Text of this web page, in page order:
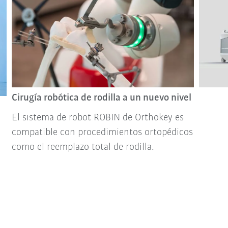
Cirugía robótica de rodilla a un nuevo nivel
El sistema de robot ROBIN de Orthokey es
compatible con procedimientos ortopédicos
como el reemplazo total de rodilla.